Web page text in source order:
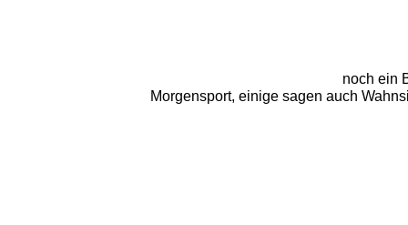
noch ein
Morgensport, einige sagen auch